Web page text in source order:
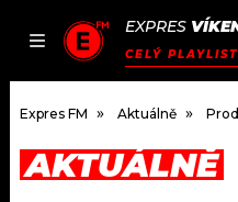
EXPRES
CELÝ PLAYLIST
DOMŮ
Expres FM Aktuálně Prodeje piva stoupají i
AKTUÁLNĚ